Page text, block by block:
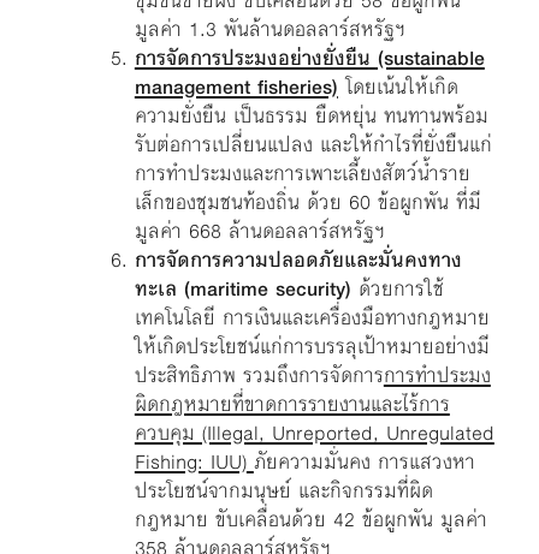
มูลค่า 1.3 พันล้านดอลลาร์สหรัฐฯ
การจัดการประมงอย่างยั่งยืน (sustainable
management fisheries)โดยเน้นให้เกิด
ความยั่งยืน เป็นธรรม ยืดหยุ่น ทนทานพร้อม
รับต่อการเปลี่ยนแปลง และให้กำไรที่ยั่งยืนแก่
การทำประมงและการเพาะเลี้ยงสัตว์น้ำราย
เล็กของชุมชนท้องถิ่น ด้วย 60 ข้อผูกพัน ที่มี
มูลค่า 668 ล้านดอลลาร์สหรัฐฯ
การจัดการความปลอดภัยและมั่นคงทาง
ทะเล (maritime security) ด้วยการใช้
เทคโนโลยี การเงินและเครื่องมือทางกฎหมาย
ให้เกิดประโยชน์แก่การบรรลุเป้าหมายอย่างมี
ประสิทธิภาพ รวมถึงการจัดการการทำประมง
ผิดกฎหมายที่ขาดการรายงานและไร้การ
ควบคุม (Illegal, Unreported, Unregulated
Fishing: IUU) ภัยความมั่นคง การแสวงหา
ประโยชน์จากมนุษย์ และกิจกรรมที่ผิด
กฎหมาย ขับเคลื่อนด้วย 42 ข้อผูกพัน มูลค่า